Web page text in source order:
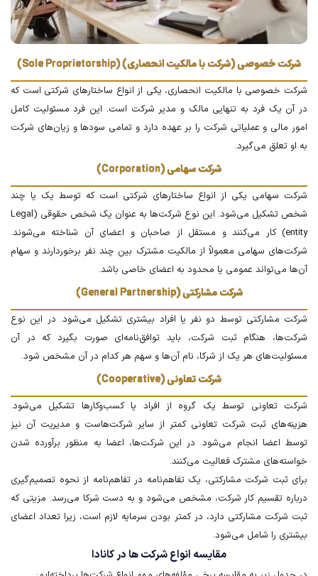
شرکت خصوصی (شرکت با مالکیت انحصاری) (Sole Proprietorship)
شرکت خصوصی با مالکیت انحصاری، یکی از انواع ساختارهای شرکتی است که
در آن یک فرد به تنهایی مالک و مدیر شرکت است. این فرد مسئولیت کامل
امور مالی و عملیاتی شرکت را بر عهده دارد و تمامی سودها و زیان‌های شرکت
به او تعلق می‌گیرد.
شرکت سهامی (Corporation)
شرکت سهامی یکی از انواع ساختارهای شرکتی است که توسط یک یا چند
شخص تشکیل می‌شود. این نوع شرکت‌ها به عنوان یک شخص حقوقی (Legal
entity) کار می‌کنند و مستقل از صاحبان و اعضای آن شناخته می‌شوند.
شرکت‌های سهامی معمولاً از مالکیت مشترک بین چند نفر برخوردارند و سهام
آن‌ها می‌تواند عمومی یا محدود به اعضای خاصی باشد.
شرکت مشارکتی (General Partnership)
شرکت مشارکتی توسط دو نفر یا افراد بیشتری تشکیل می‌شود. در این نوع
شرکت‌ها، هنگام ثبت شرکت، باید توافق‌نامه‌ای صورت بگیرد که در آن
مسئولیت‌های هر یک از شرکا، نام آن‌ها و سهم هر کدام در آن مشخص شود.
شرکت تعاونی (Cooperative)
شرکت تعاونی توسط یک گروه از افراد یا کسب‌وکارها تشکیل می‌شود.
هزینه‌های ثبت شرکت تعاونی کمتر از سایر شرکت‌هاست و مدیریت آن نیز
توسط اعضا انجام می‌شود. در این شرکت‌ها، اعضا به منظور برآورده شدن
خواسته‌های مشترک فعالیت می‌کنند.
برای ثبت شرکت مشارکتی، یک تفاهم‌نامه در تفاهم‌نامه از نحوه تصمیم‌گیری
درباره تقسیم کار شرکت، مشخص می‌شود و به دست شرکا می‌رسد. مزیتی که
ثبت شرکت مشارکتی دارد، در کمتر بودن سرمایه لازم است، زیرا تعداد اعضای
بیشتری را شامل می‌شود.
مقایسه انواع شرکت ها در کانادا